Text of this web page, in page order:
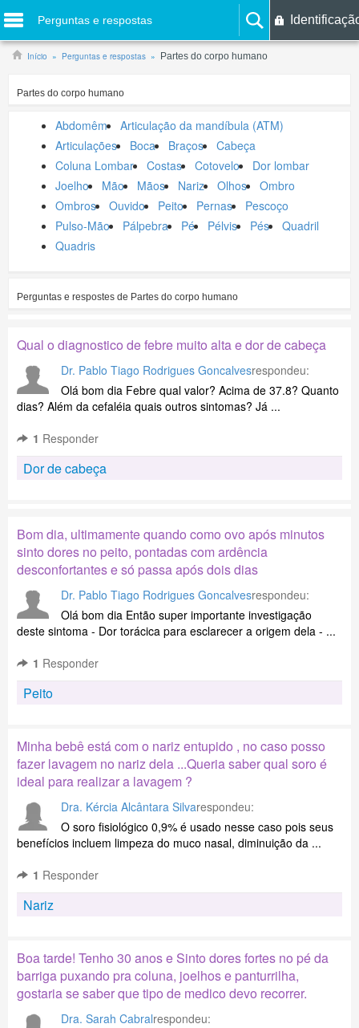
Perguntas e respostas
Início Perguntas e respostas Partes do corpo humano
Partes do corpo humano
Abdomêm
Articulação da mandíbula (ATM)
Articulações
Boca Braços
Cabeça
Coluna Lombar
Costas Cotovelo
Dor lombar
Joelho
Mão Mãos Nariz Olhos
Ombro
Ombros
Ouvido Peito Pernas
Pescoço
Pulso-Mão
Pálpebra Pé Pélvis Pés
Quadril
Quadris
Perguntas e respostes de Partes do corpo humano
Qual o diagnostico de febre muito alta e dor de cabeça
Dr. Pablo Tiago Rodrigues Goncalvesrespondeu:
Olá bom dia Febre qual valor? Acima de 37.8? Quanto
dias? Além da cefaléia quais outros sintomas? Já ...
1 Responder
Dor de cabeça
Bom dia, ultimamente quando como ovo após minutos
sinto dores no peito, pontadas com ardência
desconfortantes e só passa após dois dias
Dr. Pablo Tiago Rodrigues Goncalvesrespondeu:
Olá bom dia Então super importante investigação
deste sintoma - Dor torácica para esclarecer a origem dela - ...
1 Responder
Peito
Minha bebê está com o nariz entupido , no caso posso
fazer lavagem no nariz dela ...Queria saber qual soro é
ideal para realizar a lavagem ?
Dra. Kércia Alcântara Silvarespondeu:
O soro fisiológico 0,9% é usado nesse caso pois seus
benefícios incluem limpeza do muco nasal, diminuição da ...
1 Responder
Nariz
Boa tarde! Tenho 30 anos e Sinto dores fortes no pé da
barriga puxando pra coluna, joelhos e panturrilha,
gostaria se saber que tipo de medico devo recorrer.
Dra. Sarah Cabralrespondeu: